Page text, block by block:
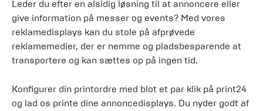
Leder du efter en alsidig løsning til at annoncere eller
give information på messer og events? Med vores
reklamedisplays kan du stole på afprøvede
reklamemedier, der er nemme og pladsbesparende at
transportere og kan sættes op på ingen tid.
Konfigurer din printordre med blot et par klik på print24
og lad os printe dine annoncedisplays. Du nyder godt af